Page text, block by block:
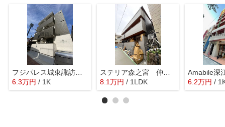
フジパレス城東諏訪サウスⅠ番館 仲介手数料無料
6.3万円 / 1K
8.1万円 / 1LDK 6.2万円 /